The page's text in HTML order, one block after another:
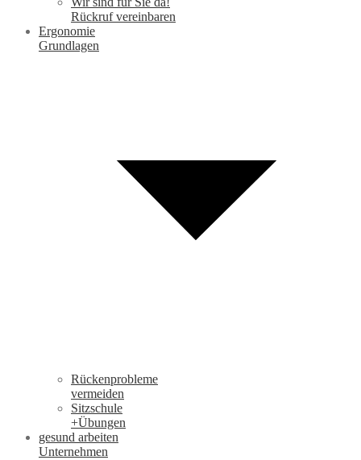
Rückruf vereinbaren
Ergonomie
Grundlagen
Rückenprobleme
vermeiden
Sitzschule
+Übungen
gesund arbeiten
Unternehmen